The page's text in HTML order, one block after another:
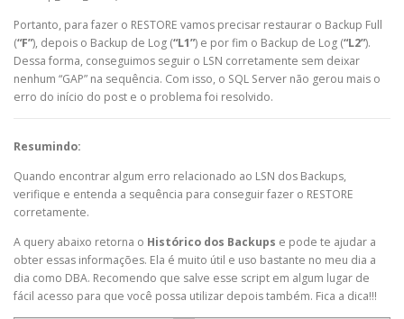
Portanto, para fazer o RESTORE vamos precisar restaurar o Backup Full
(“F”), depois o Backup de Log (“L1”) e por fim o Backup de Log (“L2”).
Dessa forma, conseguimos seguir o LSN corretamente sem deixar
nenhum “GAP” na sequência. Com isso, o SQL Server não gerou mais o
erro do início do post e o problema foi resolvido.
Resumindo:
Quando encontrar algum erro relacionado ao LSN dos Backups,
verifique e entenda a sequência para conseguir fazer o RESTORE
corretamente.
A query abaixo retorna o Histórico dos Backups e pode te ajudar a
obter essas informações. Ela é muito útil e uso bastante no meu dia a
dia como DBA. Recomendo que salve esse script em algum lugar de
fácil acesso para que você possa utilizar depois também. Fica a dica!!!